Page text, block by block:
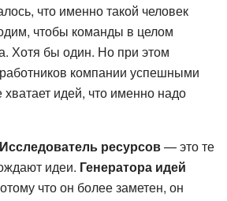
что именно такой человек
чтобы команды в целом
Хотя бы один. Но при этом
компании успешными
идей, что именно надо
Исследователь ресурсов— это те
идеи. Генератора идей
что он более заметен, он